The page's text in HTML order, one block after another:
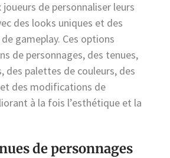
de personnaliser leurs
des looks uniques et des
gameplay. Ces options
de personnages, des tenues,
des palettes de couleurs, des
des modifications de
à la fois l’esthétique et la
de personnages